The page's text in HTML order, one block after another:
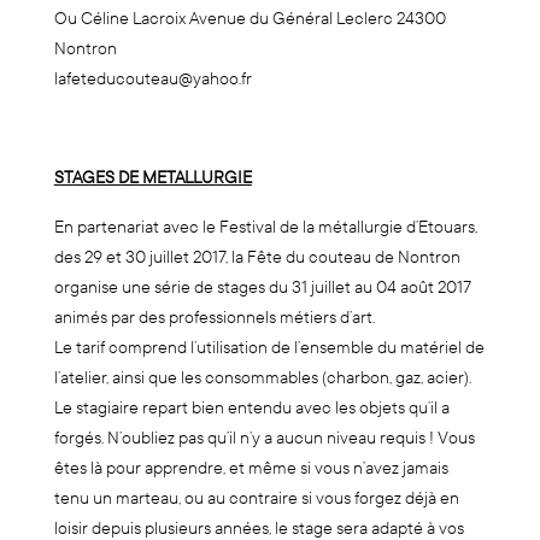
Ou Céline Lacroix Avenue du Général Leclerc 24300
Nontron
lafeteducouteau@yahoo.fr
STAGES DE METALLURGIE
En partenariat avec le Festival de la métallurgie d’Etouars,
des 29 et 30 juillet 2017, la Fête du couteau de Nontron
organise une série de stages du 31 juillet au 04 août 2017
animés par des professionnels métiers d’art.
Le tarif comprend l’utilisation de l’ensemble du matériel de
l’atelier, ainsi que les consommables (charbon, gaz, acier).
Le stagiaire repart bien entendu avec les objets qu’il a
forgés. N’oubliez pas qu’il n’y a aucun niveau requis ! Vous
êtes là pour apprendre, et même si vous n’avez jamais
tenu un marteau, ou au contraire si vous forgez déjà en
loisir depuis plusieurs années, le stage sera adapté à vos